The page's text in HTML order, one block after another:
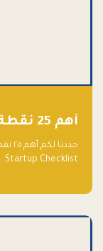
أهم 25 نقطة في رحلة الشركات الناشئة
Startup Checklist.